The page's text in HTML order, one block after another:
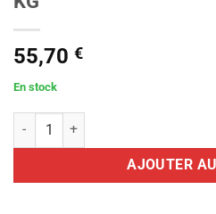
55,70 €
En stock
quantité de PATES AU LAIT
AJOUTER